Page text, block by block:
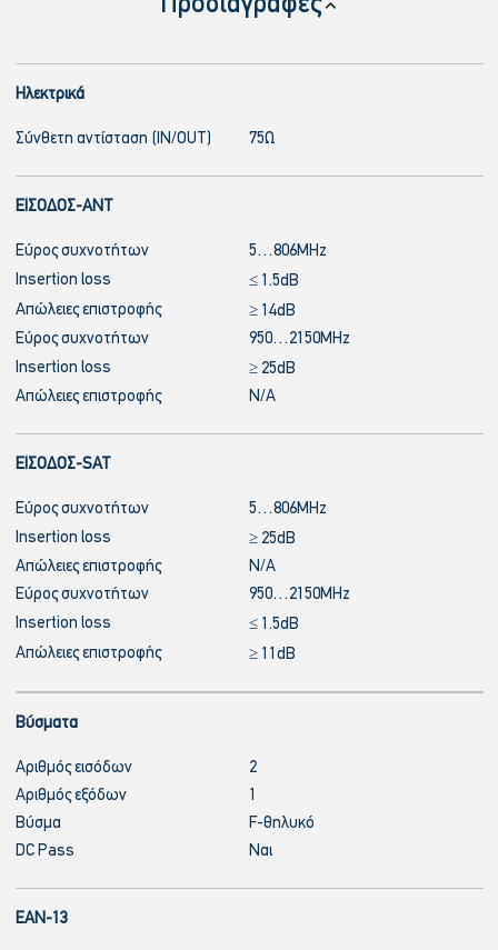
Ηλεκτρικά
Σύνθετη αντίσταση (IN/OUT) 75Ω
ΕΙΣΟΔΟΣ-ANT
Εύρος συχνοτήτων
5…806MHz
Insertion loss
≤ 1.5dB
Απώλειες επιστροφής
≥ 14dB
Εύρος συχνοτήτων
950…2150MHz
Insertion loss
≥ 25dB
Απώλειες επιστροφής
N/A
ΕΙΣΟΔΟΣ-SAT
Εύρος συχνοτήτων
5…806MHz
Insertion loss
≥ 25dB
Απώλειες επιστροφής
N/A
Εύρος συχνοτήτων
950…2150MHz
Insertion loss
≤ 1.5dB
Απώλειες επιστροφής
≥ 11dB
Βύσματα
Αριθμός εισόδων
2
Αριθμός εξόδων
1
Βύσμα
F-θηλυκό
DC Pass
Ναι
EAN-13